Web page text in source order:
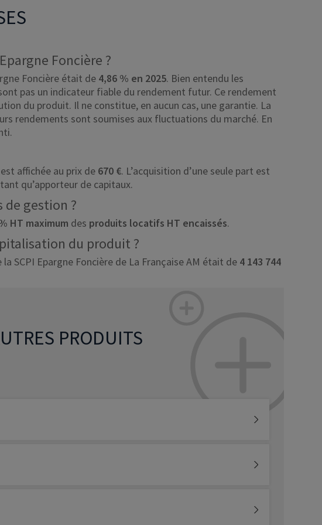
Foncière ?
Foncière était de 4,86 % en 2025. Bien entendu les
pas un indicateur fiable du rendement futur. Ce rendement
du produit. Il ne constitue, en aucun cas, une garantie. La
rendements sont soumises aux fluctuations du marché. En
affichée au prix de 670 €. L’acquisition d’une seule part est
qu’apporteur de capitaux.
de gestion ?
HT maximum des produits locatifs HT encaissés.
du produit ?
SCPI Epargne Foncière de La Française AM était de 4 143 744
PRODUITS